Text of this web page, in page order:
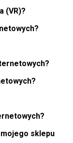
(VR)?
sklepu